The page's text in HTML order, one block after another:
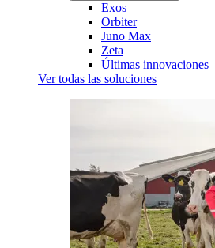
Exos
Orbiter
Juno Max
Zeta
Últimas innovaciones
Ver todas las soluciones